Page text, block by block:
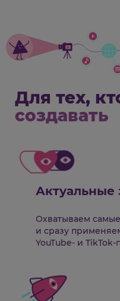
Для тех,
создавать
Актуальные
Охватываем
и сразу
YouTube- и TikTok-